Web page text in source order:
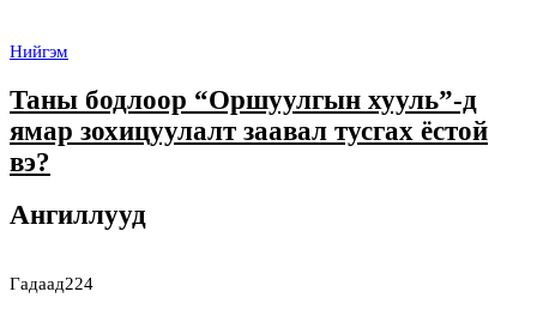
Нийгэм
Таны бодлоор “Оршуулгын хууль”-д
ямар зохицуулалт заавал тусгах ёстой
вэ?
Ангиллууд
Гадаад224